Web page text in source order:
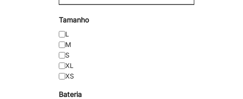
Tamanho
L
M
S
XL
XS
Bateria